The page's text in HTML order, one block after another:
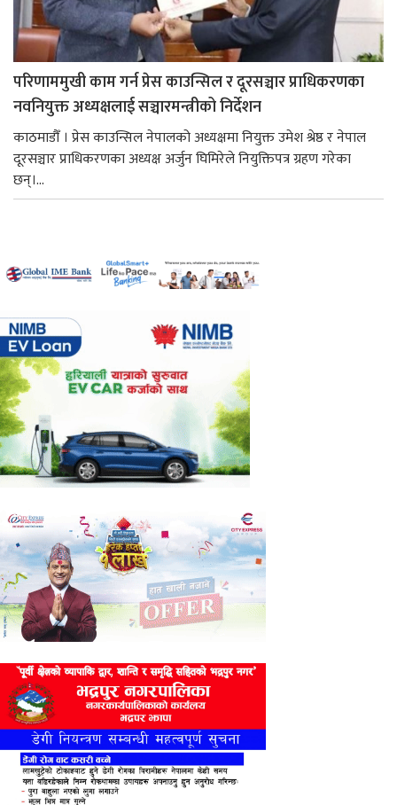
परिणाममुखी काम गर्न प्रेस काउन्सिल र दूरसञ्चार प्राधिकरणका
नवनियुक्त अध्यक्षलाई सञ्चारमन्त्रीको निर्देशन
काठमाडौँ । प्रेस काउन्सिल नेपालको अध्यक्षमा नियुक्त उमेश श्रेष्ठ र नेपाल
दूरसञ्चार प्राधिकरणका अध्यक्ष अर्जुन घिमिरेले नियुक्तिपत्र ग्रहण गरेका
छन्।...